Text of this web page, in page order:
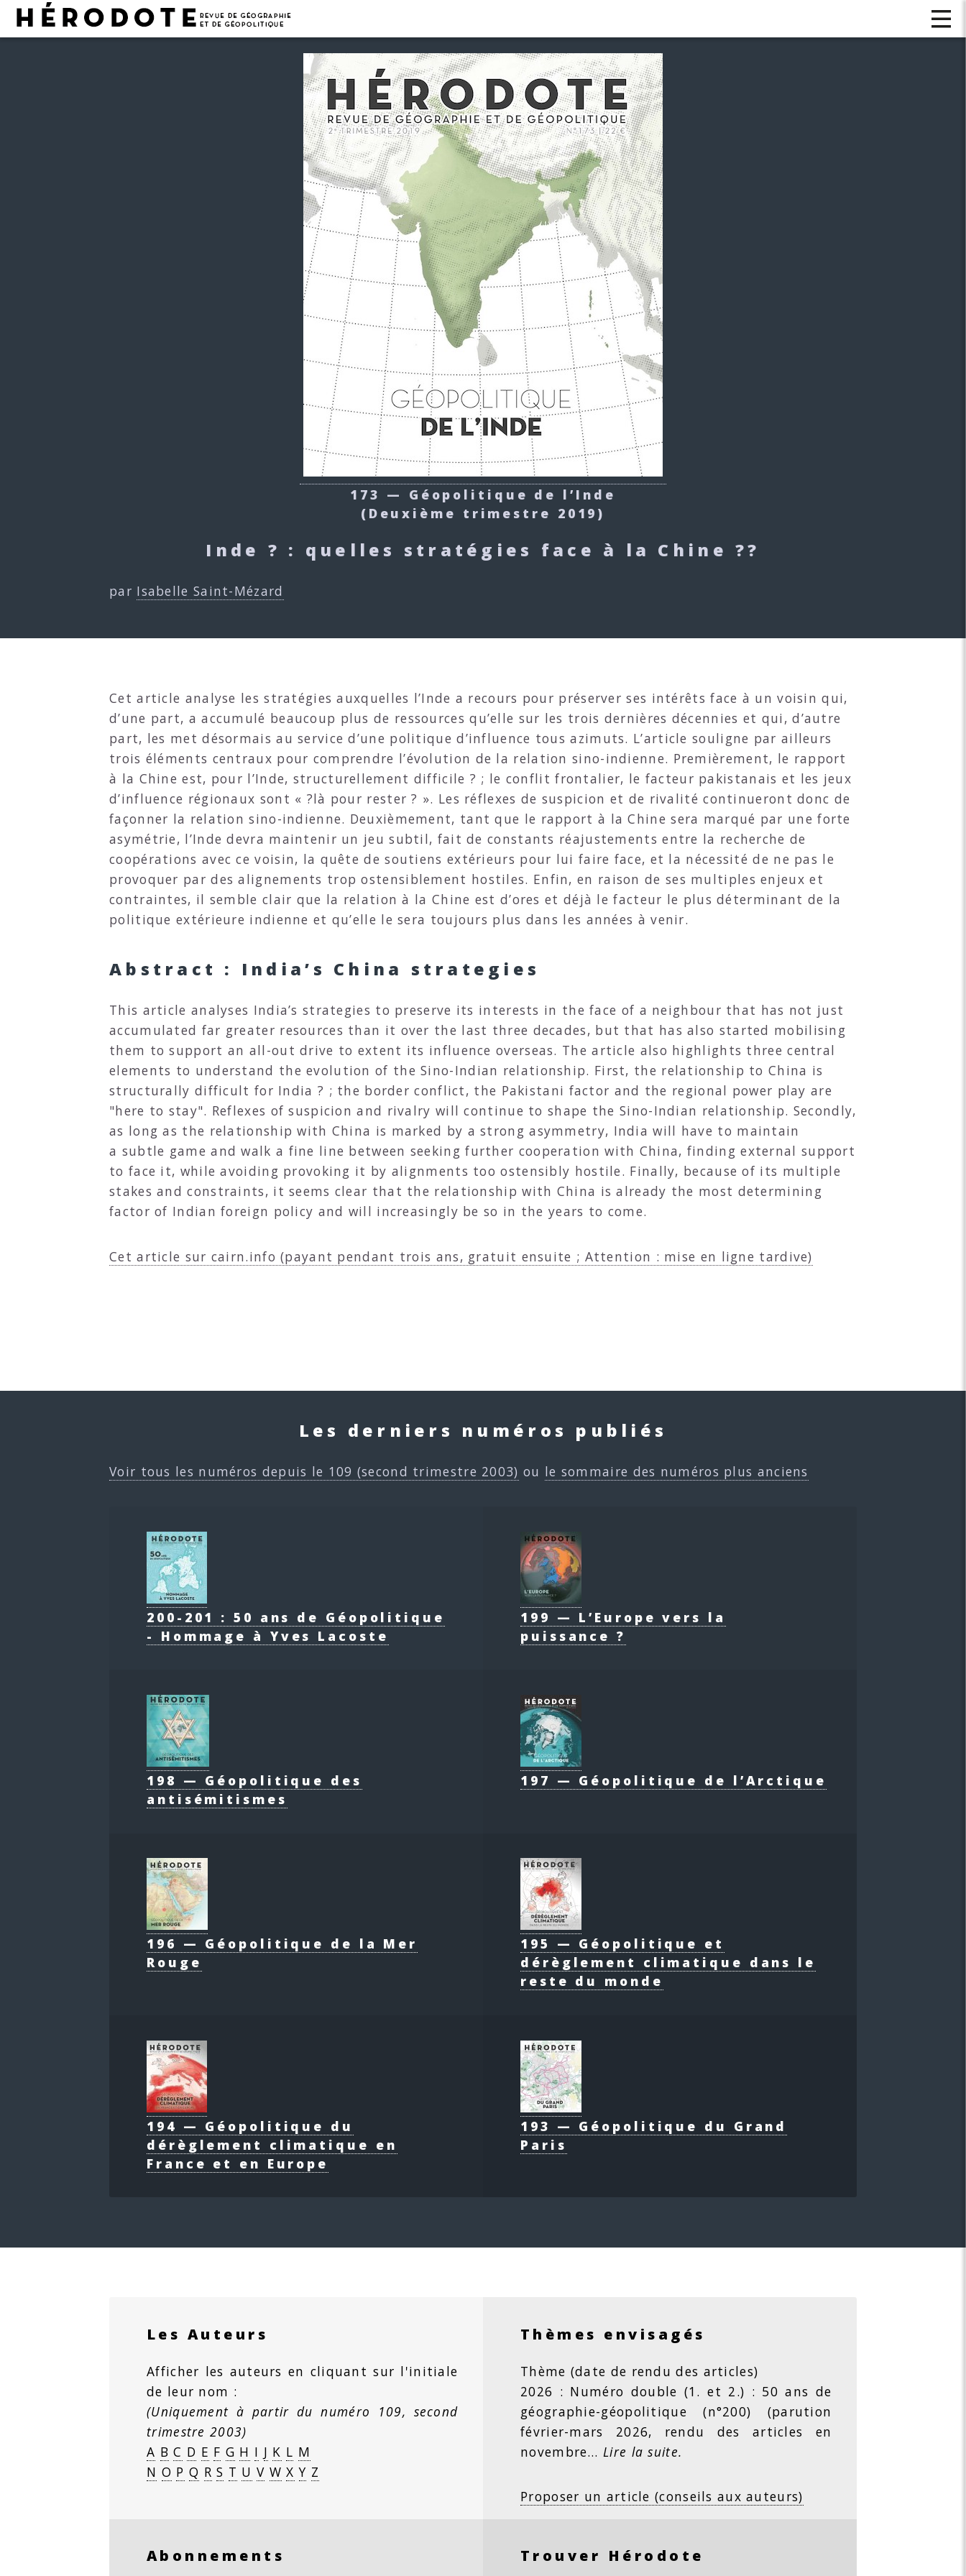
173 — Géopolitique de l’Inde
(Deuxième trimestre 2019)
Inde ? : quelles stratégies face à la Chine ??
par Isabelle Saint-Mézard
Cet article analyse les stratégies auxquelles l’Inde a recours pour préserver ses intérêts face à un voisin qui,
d’une part, a accumulé beaucoup plus de ressources qu’elle sur les trois dernières décennies et qui, d’autre
part, les met désormais au service d’une politique d’influence tous azimuts. L’article souligne par ailleurs
trois éléments centraux pour comprendre l’évolution de la relation sino-indienne. Premièrement, le rapport
à la Chine est, pour l’Inde, structurellement difficile ? ; le conflit frontalier, le facteur pakistanais et les jeux
d’influence régionaux sont « ?là pour rester ? ». Les réflexes de suspicion et de rivalité continueront donc de
façonner la relation sino-indienne. Deuxièmement, tant que le rapport à la Chine sera marqué par une forte
asymétrie, l’Inde devra maintenir un jeu subtil, fait de constants réajustements entre la recherche de
coopérations avec ce voisin, la quête de soutiens extérieurs pour lui faire face, et la nécessité de ne pas le
provoquer par des alignements trop ostensiblement hostiles. Enfin, en raison de ses multiples enjeux et
contraintes, il semble clair que la relation à la Chine est d’ores et déjà le facteur le plus déterminant de la
politique extérieure indienne et qu’elle le sera toujours plus dans les années à venir.
Abstract : India’s China strategies
This article analyses India’s strategies to preserve its interests in the face of a neighbour that has not just
accumulated far greater resources than it over the last three decades, but that has also started mobilising
them to support an all-out drive to extent its influence overseas. The article also highlights three central
elements to understand the evolution of the Sino-Indian relationship. First, the relationship to China is
structurally difficult for India ? ; the border conflict, the Pakistani factor and the regional power play are
"here to stay". Reflexes of suspicion and rivalry will continue to shape the Sino-Indian relationship. Secondly,
as long as the relationship with China is marked by a strong asymmetry, India will have to maintain
a subtle game and walk a fine line between seeking further cooperation with China, finding external support
to face it, while avoiding provoking it by alignments too ostensibly hostile. Finally, because of its multiple
stakes and constraints, it seems clear that the relationship with China is already the most determining
factor of Indian foreign policy and will increasingly be so in the years to come.
Cet article sur cairn.info (payant pendant trois ans, gratuit ensuite ; Attention : mise en ligne tardive)
Les derniers numéros publiés
Voir tous les numéros depuis le 109 (second trimestre 2003) ou le sommaire des numéros plus anciens
200-201 : 50 ans de Géopolitique
- Hommage à Yves Lacoste
199 — L’Europe vers la
puissance ?
198 — Géopolitique des
antisémitismes
197 — Géopolitique de l’Arctique
196 — Géopolitique de la Mer
Rouge
195 — Géopolitique et
dérèglement climatique dans le
reste du monde
194 — Géopolitique du
dérèglement climatique en
France et en Europe
193 — Géopolitique du Grand
Paris
Les Auteurs
Afficher les auteurs en cliquant sur l'initiale
de leur nom :
(Uniquement à partir du numéro 109, second
trimestre 2003)
A B C D E F G H I J K L M
N O P Q R S T U V W X Y Z
Thèmes envisagés
Thème (date de rendu des articles)
2026 : Numéro double (1. et 2.) : 50 ans de
géographie-géopolitique (n°200) (parution
février-mars 2026, rendu des articles en
novembre… Lire la suite.
Proposer un article (conseils aux auteurs)
Abonnements Trouver Hérodote